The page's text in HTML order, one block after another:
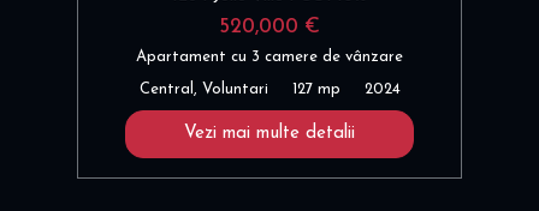
520,000 €
Apartament cu 3 camere de vânzare
Central, Voluntari 127 mp 2024
Vezi mai multe detalii